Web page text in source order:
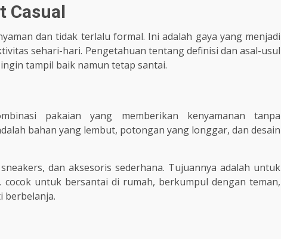
Casual
dan tidak terlalu formal. Ini adalah gaya yang menjadi
sehari-hari. Pengetahuan tentang definisi dan asal-usul
tampil baik namun tetap santai.
pakaian yang memberikan kenyamanan tanpa
bahan yang lembut, potongan yang longgar, dan desain
dan aksesoris sederhana. Tujuannya adalah untuk
untuk bersantai di rumah, berkumpul dengan teman,
berbelanja.